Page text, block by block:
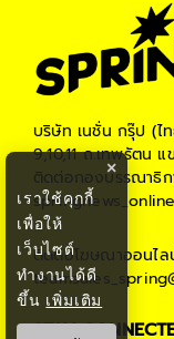
บริษัท เนชั่น กรุ๊ป (ไ
9,10,11 ถ.เทพรัตน
ติดต่อกองบรรณาธิ
ติดต่อโฆษณาออนไล
STAY
×
เราใช้คุกกี้
เพื่อให้
เว็บไซต์
ทำงานได้ดี
ขึ้น เพิ่มเติม